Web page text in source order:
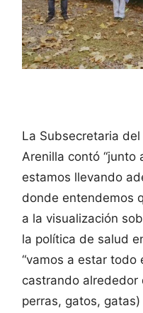
La Subsecretaria
Arenilla contó “junto
estamos llevando
donde entendemos
a la visualización
la política de salud
“vamos a estar todo
castrando alrededor
perras, gatos,